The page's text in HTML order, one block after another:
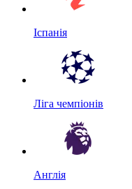
Іспанія
Ліга чемпіонів
Англія